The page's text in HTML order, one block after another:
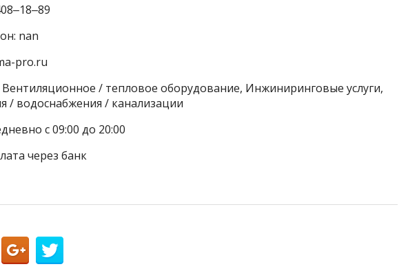
nan
pro.ru
Вентиляционное / тепловое оборудование, Инжиниринговые услуги,
/ водоснабжения / канализации
с 09:00 до 20:00
через банк